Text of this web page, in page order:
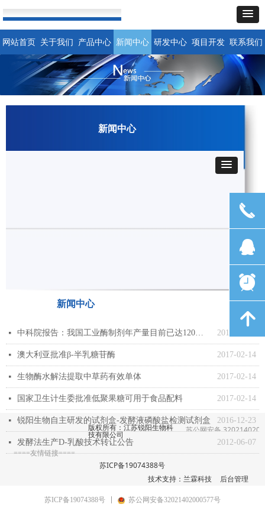
网站首页 关于我们 产品中心 新闻中心 研发中心 项目开发 联系我们
新闻中心
新闻中心
2017-02-14
넷 中科院报告：我国工业酶制剂年产量目前已达120万吨
2017-02-14
넷 澳大利亚批准β-半乳糖苷酶
2017-02-14
넷 生物酶水解法提取中草药有效单体
2017-02-14
넷 国家卫生计生委批准低聚果糖可用于食品配料
2016-12-23
넷 锐阳生物自主研发的试剂盒-发酵液磷酸盐检测试剂盒
2012-06-07
넷 发酵法生产D-乳酸技术转让公告
版权所有：江苏锐阳生物科
技有限公司 苏公网安备
苏ICP备19074388号
技术支持：兰霖科技
后台管理
====友情链接====
苏ICP备19074388号 苏公网安备32021402000577号
끅
뀩
뀥
녕